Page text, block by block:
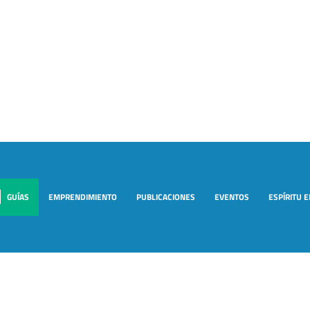
GUÍAS EMPRENDIMIENTO PUBLICACIONES EVENTOS ESPÍRITU